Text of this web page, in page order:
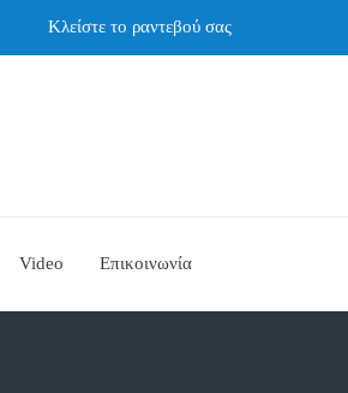
Κλείστε το ραντεβού σας
Video Επικοινωνία